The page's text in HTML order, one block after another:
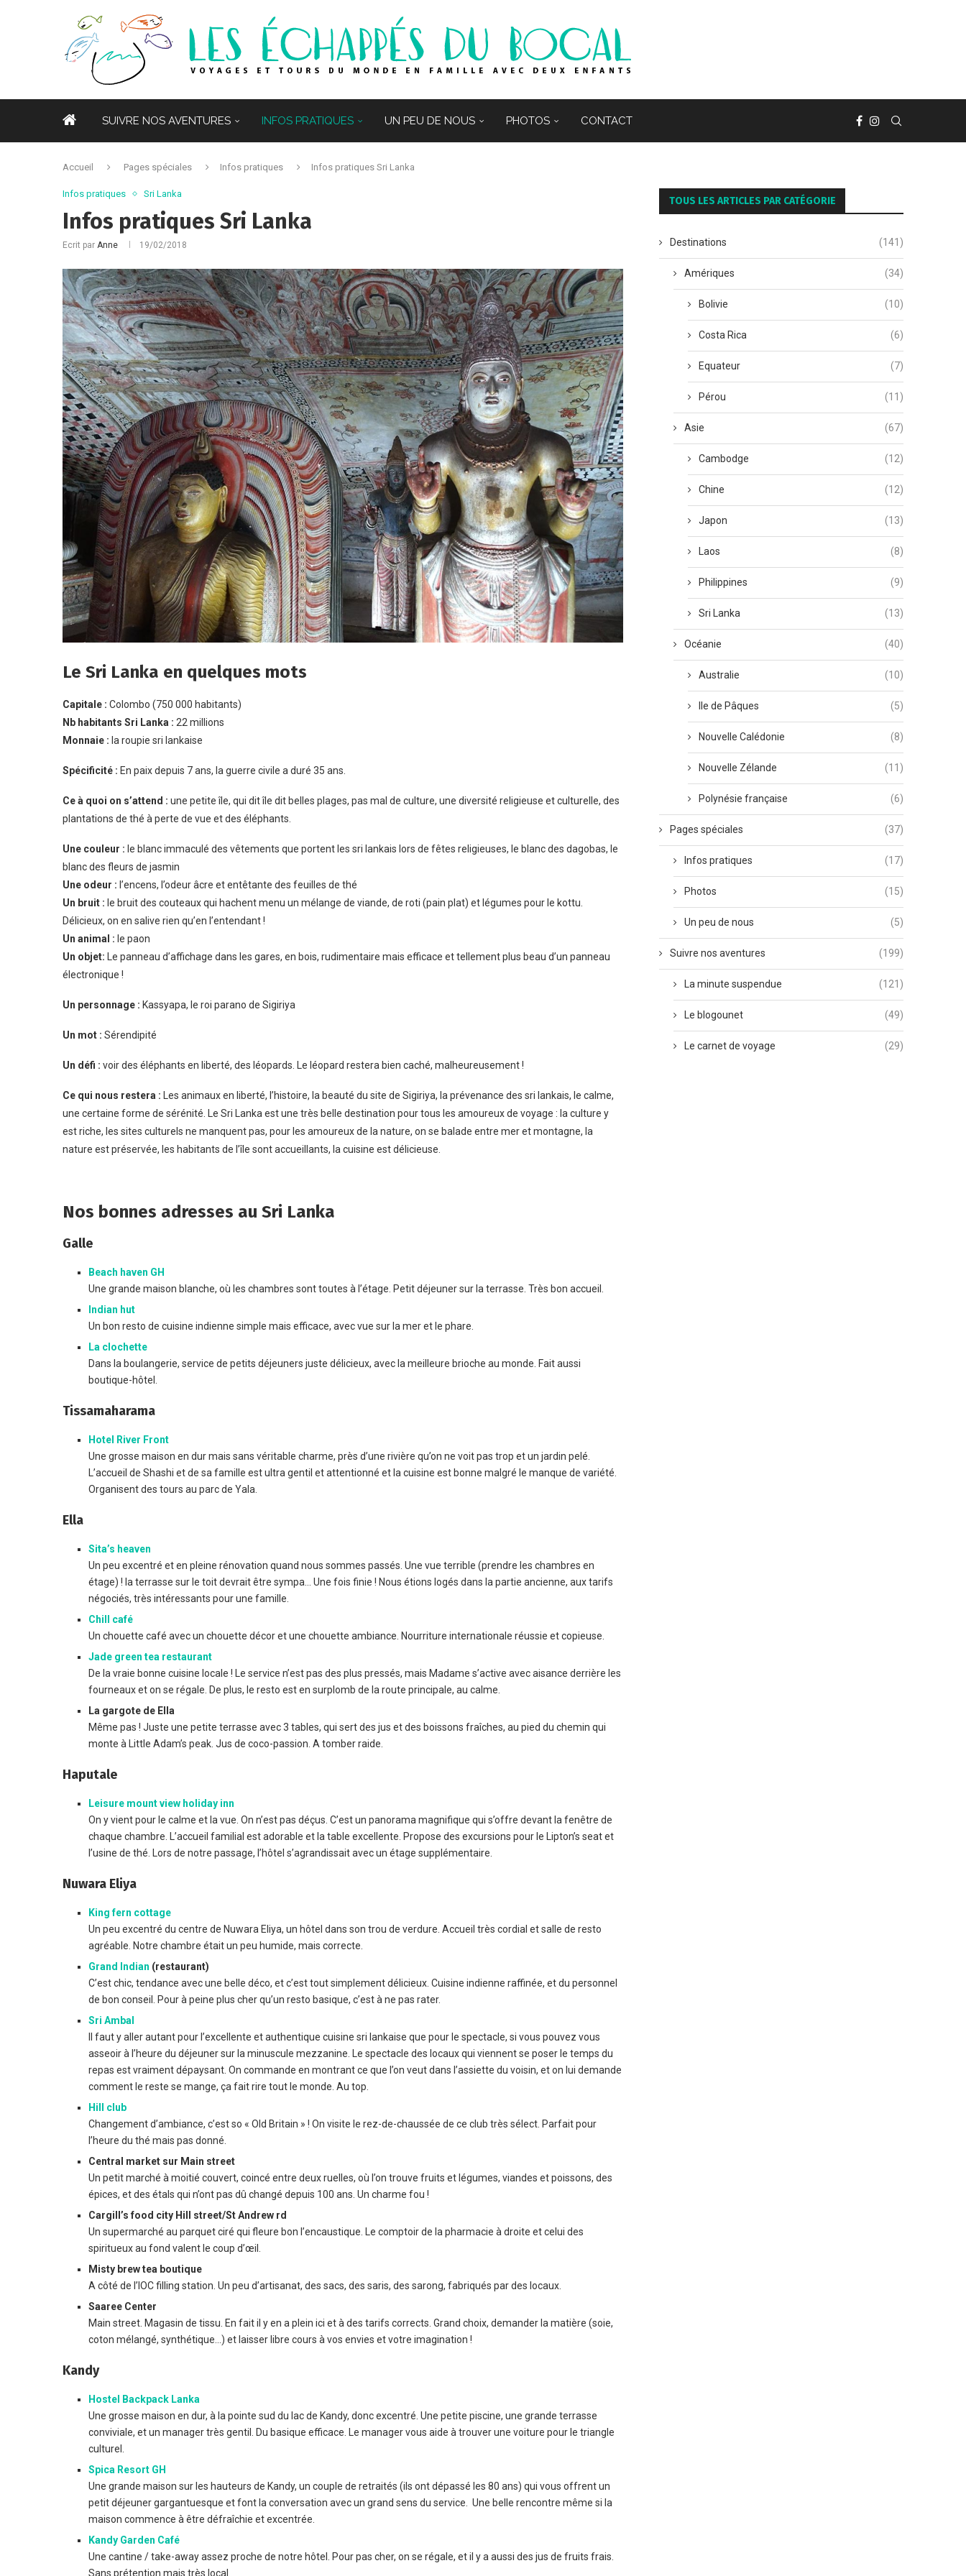
ACCUEIL
SUIVRE NOS AVENTURES INFOS PRATIQUES UN PEU DE NOUS PHOTOS CONTACT
Accueil Pages spéciales Infos pratiques Infos pratiques Sri Lanka
Infos pratiques Sri Lanka
Infos pratiques Sri Lanka
Ecrit par Anne 19/02/2018
Le Sri Lanka en quelques mots
Capitale : Colombo (750 000 habitants)
Nb habitants Sri Lanka : 22 millions
Monnaie : la roupie sri lankaise
Spécificité : En paix depuis 7 ans, la guerre civile a duré 35 ans.
Ce à quoi on s’attend : une petite île, qui dit île dit belles plages, pas mal de culture, une diversité religieuse et culturelle, des
plantations de thé à perte de vue et des éléphants.
Une couleur : le blanc immaculé des vêtements que portent les sri lankais lors de fêtes religieuses, le blanc des dagobas, le
blanc des fleurs de jasmin
Une odeur : l’encens, l’odeur âcre et entêtante des feuilles de thé
Un bruit : le bruit des couteaux qui hachent menu un mélange de viande, de roti (pain plat) et légumes pour le kottu.
Délicieux, on en salive rien qu’en l’entendant !
Un animal : le paon
Un objet: Le panneau d’affichage dans les gares, en bois, rudimentaire mais efficace et tellement plus beau d’un panneau
électronique !
Un personnage : Kassyapa, le roi parano de Sigiriya
Un mot : Sérendipité
Un défi : voir des éléphants en liberté, des léopards. Le léopard restera bien caché, malheureusement !
Ce qui nous restera : Les animaux en liberté, l’histoire, la beauté du site de Sigiriya, la prévenance des sri lankais, le calme,
une certaine forme de sérénité. Le Sri Lanka est une très belle destination pour tous les amoureux de voyage : la culture y
est riche, les sites culturels ne manquent pas, pour les amoureux de la nature, on se balade entre mer et montagne, la
nature est préservée, les habitants de l’île sont accueillants, la cuisine est délicieuse.
Nos bonnes adresses au Sri Lanka
Galle
Beach haven GH
Une grande maison blanche, où les chambres sont toutes à l’étage. Petit déjeuner sur la terrasse. Très bon accueil.
Indian hut
Un bon resto de cuisine indienne simple mais efficace, avec vue sur la mer et le phare.
La clochette
Dans la boulangerie, service de petits déjeuners juste délicieux, avec la meilleure brioche au monde. Fait aussi
boutique-hôtel.
Tissamaharama
Hotel River Front
Une grosse maison en dur mais sans véritable charme, près d’une rivière qu’on ne voit pas trop et un jardin pelé.
L’accueil de Shashi et de sa famille est ultra gentil et attentionné et la cuisine est bonne malgré le manque de variété.
Organisent des tours au parc de Yala.
Ella
Sita’s heaven
Un peu excentré et en pleine rénovation quand nous sommes passés. Une vue terrible (prendre les chambres en
étage) ! la terrasse sur le toit devrait être sympa… Une fois finie ! Nous étions logés dans la partie ancienne, aux tarifs
négociés, très intéressants pour une famille.
Chill café
Un chouette café avec un chouette décor et une chouette ambiance. Nourriture internationale réussie et copieuse.
Jade green tea restaurant
De la vraie bonne cuisine locale ! Le service n’est pas des plus pressés, mais Madame s’active avec aisance derrière les
fourneaux et on se régale. De plus, le resto est en surplomb de la route principale, au calme.
La gargote de Ella
Même pas ! Juste une petite terrasse avec 3 tables, qui sert des jus et des boissons fraîches, au pied du chemin qui
monte à Little Adam’s peak. Jus de coco-passion. A tomber raide.
Haputale
Leisure mount view holiday inn
On y vient pour le calme et la vue. On n’est pas déçus. C’est un panorama magnifique qui s’offre devant la fenêtre de
chaque chambre. L’accueil familial est adorable et la table excellente. Propose des excursions pour le Lipton’s seat et
l’usine de thé. Lors de notre passage, l’hôtel s’agrandissait avec un étage supplémentaire.
Nuwara Eliya
King fern cottage
Un peu excentré du centre de Nuwara Eliya, un hôtel dans son trou de verdure. Accueil très cordial et salle de resto
agréable. Notre chambre était un peu humide, mais correcte.
Grand Indian (restaurant)
C’est chic, tendance avec une belle déco, et c’est tout simplement délicieux. Cuisine indienne raffinée, et du personnel
de bon conseil. Pour à peine plus cher qu’un resto basique, c’est à ne pas rater.
Sri Ambal
Il faut y aller autant pour l’excellente et authentique cuisine sri lankaise que pour le spectacle, si vous pouvez vous
asseoir à l’heure du déjeuner sur la minuscule mezzanine. Le spectacle des locaux qui viennent se poser le temps du
repas est vraiment dépaysant. On commande en montrant ce que l’on veut dans l’assiette du voisin, et on lui demande
comment le reste se mange, ça fait rire tout le monde. Au top.
Hill club
Changement d’ambiance, c’est so « Old Britain » ! On visite le rez-de-chaussée de ce club très sélect. Parfait pour
l’heure du thé mais pas donné.
Central market sur Main street
Un petit marché à moitié couvert, coincé entre deux ruelles, où l’on trouve fruits et légumes, viandes et poissons, des
épices, et des étals qui n’ont pas dû changé depuis 100 ans. Un charme fou !
Cargill’s food city Hill street/St Andrew rd
Un supermarché au parquet ciré qui fleure bon l’encaustique. Le comptoir de la pharmacie à droite et celui des
spiritueux au fond valent le coup d’œil.
Misty brew tea boutique
A côté de l’IOC filling station. Un peu d’artisanat, des sacs, des saris, des sarong, fabriqués par des locaux.
Saaree Center
Main street. Magasin de tissu. En fait il y en a plein ici et à des tarifs corrects. Grand choix, demander la matière (soie,
coton mélangé, synthétique…) et laisser libre cours à vos envies et votre imagination !
Kandy
Hostel Backpack Lanka
Une grosse maison en dur, à la pointe sud du lac de Kandy, donc excentré. Une petite piscine, une grande terrasse
conviviale, et un manager très gentil. Du basique efficace. Le manager vous aide à trouver une voiture pour le triangle
culturel.
Spica Resort GH
Une grande maison sur les hauteurs de Kandy, un couple de retraités (ils ont dépassé les 80 ans) qui vous offrent un
petit déjeuner gargantuesque et font la conversation avec un grand sens du service. Une belle rencontre même si la
maison commence à être défraîchie et excentrée.
Kandy Garden Café
Une cantine / take-away assez proche de notre hôtel. Pour pas cher, on se régale, et il y a aussi des jus de fruits frais.
Sans prétention mais très local.
TOUS LES ARTICLES PAR CATÉGORIE
Destinations (141)
Amériques (34)
Bolivie (10)
Costa Rica (6)
Equateur (7)
Pérou (11)
Asie (67)
Cambodge (12)
Chine (12)
Japon (13)
Laos (8)
Philippines (9)
Sri Lanka (13)
Océanie (40)
Australie (10)
Ile de Pâques (5)
Nouvelle Calédonie (8)
Nouvelle Zélande (11)
Polynésie française (6)
Pages spéciales (37)
Infos pratiques (17)
Photos (15)
Un peu de nous (5)
Suivre nos aventures (199)
La minute suspendue (121)
Le blogounet (49)
Le carnet de voyage (29)